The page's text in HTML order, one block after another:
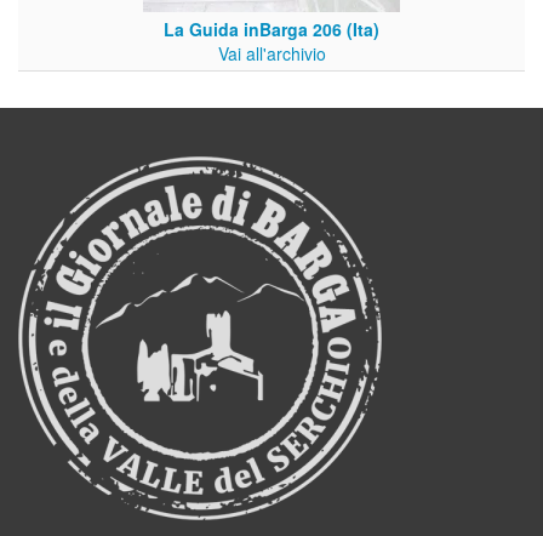
La Guida inBarga 206 (Ita)
Vai all'archivio